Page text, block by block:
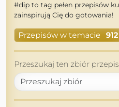
#dip to tag pełen przepisów
zainspirują Cię do gotowania!
Przepisów w temacie 912
Przeszukaj ten zbiór